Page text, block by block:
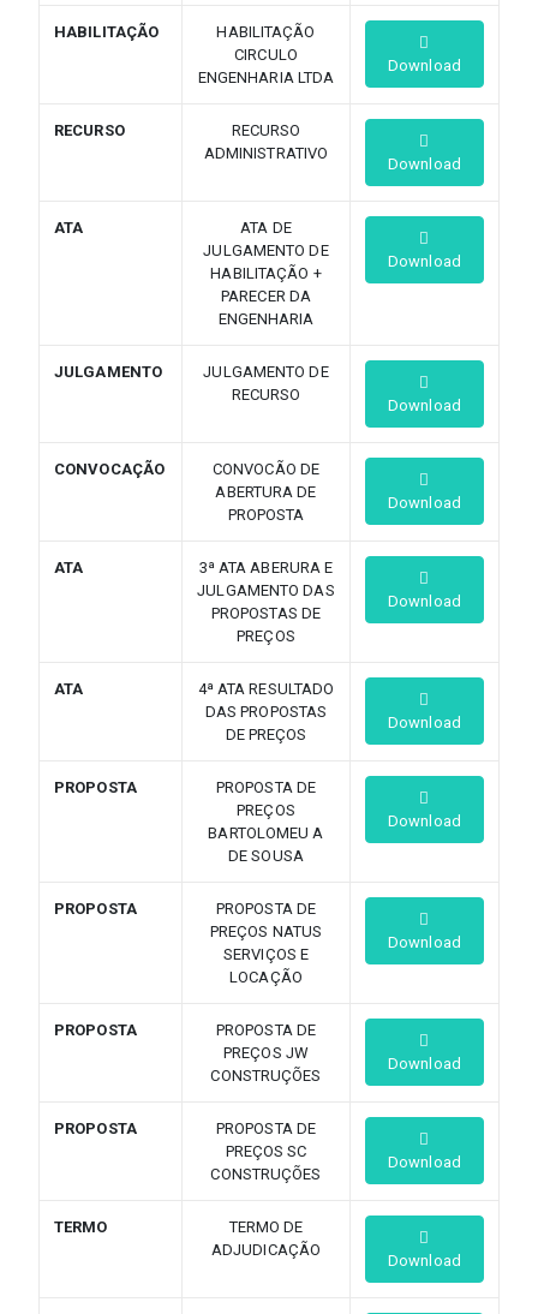
HABILITAÇÃO
HABILITAÇÃO
CIRCULO
ENGENHARIA LTDA
Download
RECURSO
RECURSO
ADMINISTRATIVO
Download
ATA
ATA DE
JULGAMENTO DE
HABILITAÇÃO +
PARECER DA
ENGENHARIA
Download
JULGAMENTO
JULGAMENTO DE
RECURSO
Download
CONVOCAÇÃO
CONVOCÃO DE
ABERTURA DE
PROPOSTA
Download
ATA
3ª ATA ABERURA E
JULGAMENTO DAS
PROPOSTAS DE
PREÇOS
Download
ATA
4ª ATA RESULTADO
DAS PROPOSTAS
DE PREÇOS
Download
PROPOSTA
PROPOSTA DE
PREÇOS
BARTOLOMEU A
DE SOUSA
Download
PROPOSTA
PROPOSTA DE
PREÇOS NATUS
SERVIÇOS E
LOCAÇÃO
Download
PROPOSTA
PROPOSTA DE
PREÇOS JW
CONSTRUÇÕES
Download
PROPOSTA
PROPOSTA DE
PREÇOS SC
CONSTRUÇÕES
Download
TERMO
TERMO DE
ADJUDICAÇÃO
Download